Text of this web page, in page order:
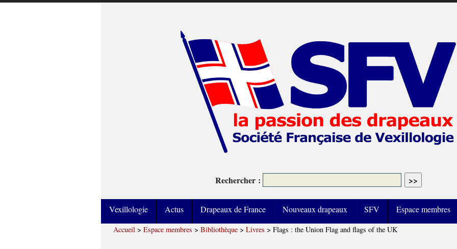
Rechercher :
Vexillologie Actus Drapeaux de France Nouveaux drapeaux SFV Espace membres
Accueil > Espace membres > Bibliothèque > Livres > Flags : the Union Flag and flags of the UK